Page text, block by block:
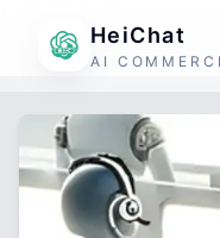
HeiChat
AI